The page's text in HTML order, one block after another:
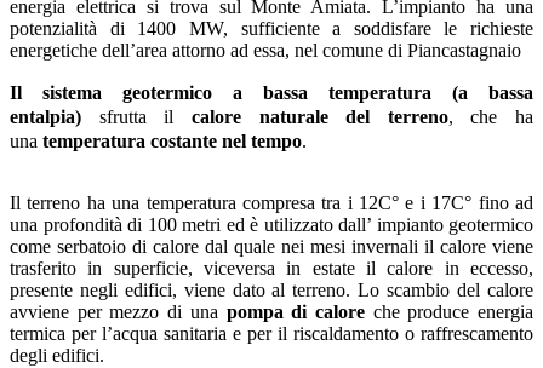
energia elettrica si trova sul Monte Amiata. L’impianto ha una
potenzialità di 1400 MW, sufficiente a soddisfare le richieste
energetiche dell’area attorno ad essa, nel comune di Piancastagnaio
Il sistema geotermico a bassa temperatura (a bassa
entalpia) sfrutta il calore naturale del terreno, che ha
una temperatura costante nel tempo.
Il terreno ha una temperatura compresa tra i 12C° e i 17C° fino ad
una profondità di 100 metri ed è utilizzato dall’ impianto geotermico
come serbatoio di calore dal quale nei mesi invernali il calore viene
trasferito in superficie, viceversa in estate il calore in eccesso,
presente negli edifici, viene dato al terreno. Lo scambio del calore
avviene per mezzo di una pompa di caloreche produce energia
termica per l’acqua sanitaria e per il riscaldamento o raffrescamento
degli edifici.